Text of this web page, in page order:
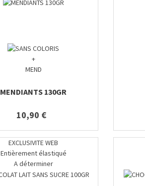
+
MEND
MENDIANTS 130GR
10,90 €
EXCLUSIVITE WEB
Entièrement élastiqué
A déterminer